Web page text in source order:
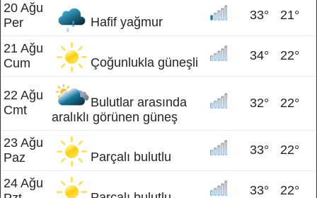
20 Ağu
Per
Hafif yağmur 33° 21°
21 Ağu
Cum
Çoğunlukla güneşli 34° 22°
22 Ağu
Cmt
Bulutlar arasında
aralıklı görünen güneş
32° 22°
23 Ağu
Paz
Parçalı bulutlu 33° 22°
24 Ağu
33° 22°